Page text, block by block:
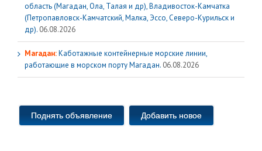
область (Магадан, Ола, Талая и др), Владивосток-Камчатка
(Петропавловск-Камчатский, Малка, Эссо, Северо-Курильск и
др). 06.08.2026
Магадан:Каботажные контейнерные морские линии,
работающие в морском порту Магадан. 06.08.2026
Поднять объявление Добавить новое